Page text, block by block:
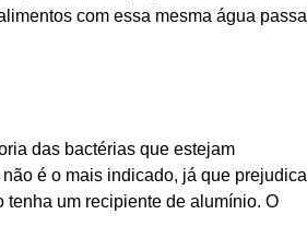
com essa mesma água passa
das bactérias que estejam
é o mais indicado, já que prejudica
tenha um recipiente de alumínio. O